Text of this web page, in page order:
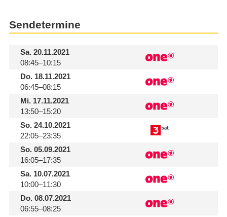
Sendetermine
Sa.20.11.2021
08:45–10:15
Do.18.11.2021
06:45–08:15
Mi.17.11.2021
13:50–15:20
So.24.10.2021
22:05–23:35
So.05.09.2021
16:05–17:35
Sa.10.07.2021
10:00–11:30
Do.08.07.2021
06:55–08:25